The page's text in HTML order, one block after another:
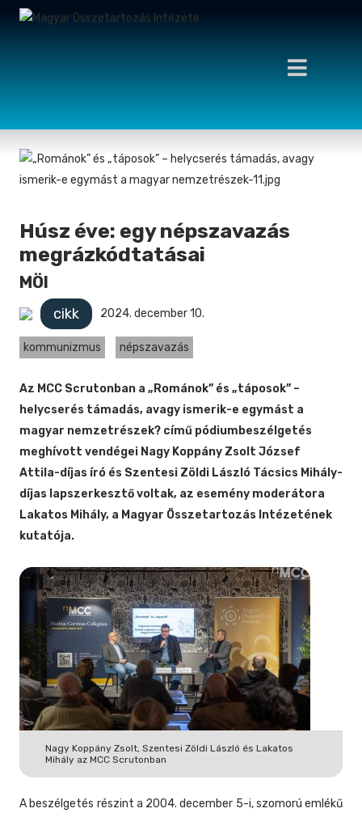
Húsz éve: egy népszavazás
megrázkódtatásai
MÖI
cikk 2024. december 10.
kommunizmus népszavazás
Az MCC Scrutonban a „Románok” és „táposok” –
helycserés támadás, avagy ismerik-e egymást a
magyar nemzetrészek? című pódiumbeszélgetés
meghívott vendégei Nagy Koppány Zsolt József
Attila-díjas író és Szentesi Zöldi László Tácsics Mihály-
díjas lapszerkesztő voltak, az esemény moderátora
Lakatos Mihály, a Magyar Összetartozás Intézetének
kutatója.
Nagy Koppány Zsolt, Szentesi Zöldi László és Lakatos
Mihály az MCC Scrutonban
A beszélgetés részint a 2004. december 5-i, szomorú emlékű